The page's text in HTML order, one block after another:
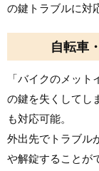
の鍵トラブルに対
自転車
「バイクのメッ
の鍵を失くしてし
も対応可能。
外出先でトラブル
や解錠することが